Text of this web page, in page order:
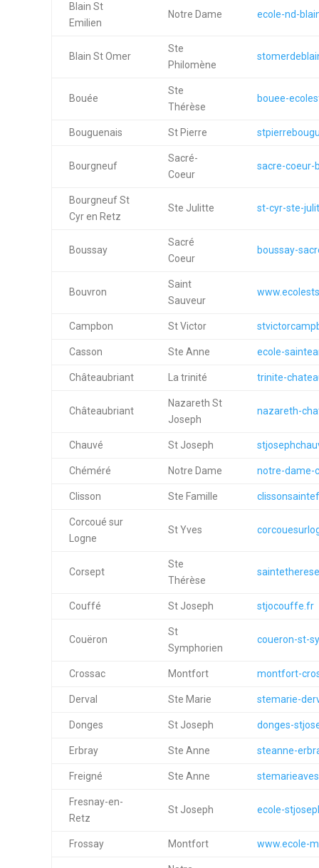
Blain St
Emilien
Notre Dame ecole-nd-
Blain St Omer
Ste
Philomène
Bouée
Ste
Thérèse
bouee-
Bouguenais St Pierre
Bourgneuf
Sacré-
Coeur
sacre-coeur-
Bourgneuf St
Cyr en Retz
Ste Julitte st-cyr-ste-
Boussay
Sacré
Coeur
boussay-
Bouvron
Saint
Sauveur
Campbon St Victor
Casson Ste Anne ecole-
Châteaubriant La trinité trinite-
Châteaubriant
Nazareth St
Joseph
nazareth-
Chauvé St Joseph
Chéméré Notre Dame notre-dame-
Clisson Ste Famille
Corcoué sur
Logne
St Yves
Corsept
Ste
Thérèse
Couffé St Joseph stjocouffe.fr
Couëron
St
Symphorien
coueron-st-
Crossac Montfort montfort-
Derval Ste Marie stemarie-
Donges St Joseph donges-
Erbray Ste Anne steanne-
Freigné Ste Anne
Fresnay-en-
Retz
St Joseph ecole-
Frossay Montfort www.ecole-